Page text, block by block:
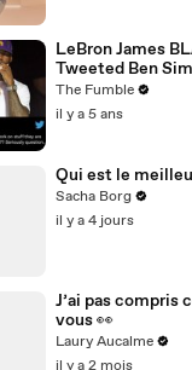
LeBron James
Tweeted Ben
Players Practice
Use
The Fumble
il y a 5 ans
Qui est le
Sacha Borg
il y a 4 jours
J’ai pas compris
vous 👀
Laury Aucalme